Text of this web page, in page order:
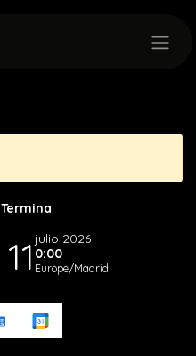
Termina
11julio 2026
0:00
Europe/Madrid